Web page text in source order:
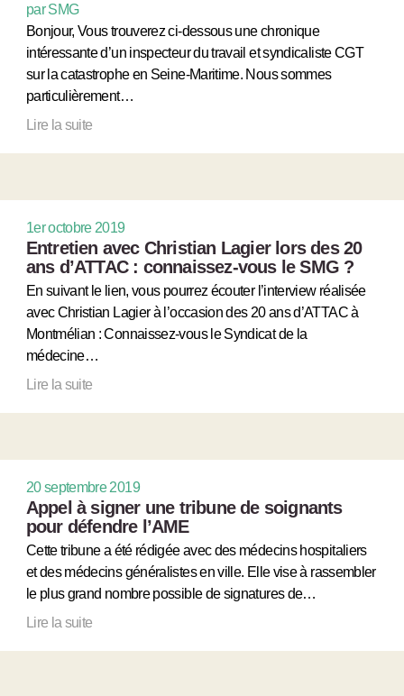
par SMG
Bonjour, Vous trouverez ci-dessous une chronique
intéressante d’un inspecteur du travail et syndicaliste CGT
sur la catastrophe en Seine-Maritime. Nous sommes
particulièrement…
Lire la suite
1er octobre 2019
Entretien avec Christian Lagier lors des 20
ans d’ATTAC : connaissez-vous le SMG ?
En suivant le lien, vous pourrez écouter l’interview réalisée
avec Christian Lagier à l’occasion des 20 ans d’ATTAC à
Montmélian : Connaissez-vous le Syndicat de la
médecine…
Lire la suite
20 septembre 2019
Appel à signer une tribune de soignants
pour défendre l’AME
Cette tribune a été rédigée avec des médecins hospitaliers
et des médecins généralistes en ville. Elle vise à rassembler
le plus grand nombre possible de signatures de…
Lire la suite